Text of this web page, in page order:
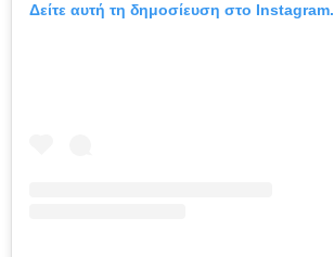
Δείτε αυτή τη δημοσίευση στο Instagram.